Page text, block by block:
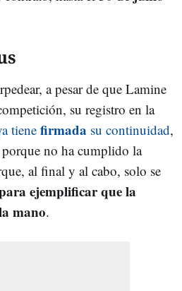
a pesar de que Lamine
su registro en la
tienefirmada su continuidad,
no ha cumplido la
al final y al cabo, solo se
ejemplificar que la
mano.